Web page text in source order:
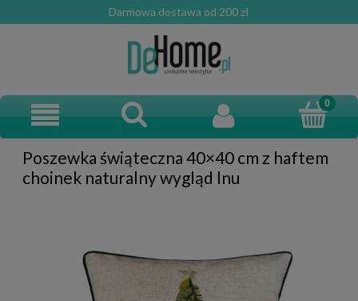
Darmowa dostawa od 200 zł
Poszewka świąteczna 40×40 cm z haftem
choinek naturalny wygląd lnu